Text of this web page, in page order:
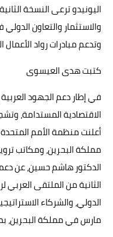
اليونيدو ترعى النسخة
والاستثمار والتعاون
وتدعم مبادرات رواد
كتبت هدى العيسوى
في إطار دعم الجهود العربية
الاقتصادية المستدامة،
أعلنت منظمة الأمم
مملكة البحرين، ومكاتب
الدكتور هاشم حسين، عن
الثانية من الملتقى العربي
مارس في مملكة البحرين،